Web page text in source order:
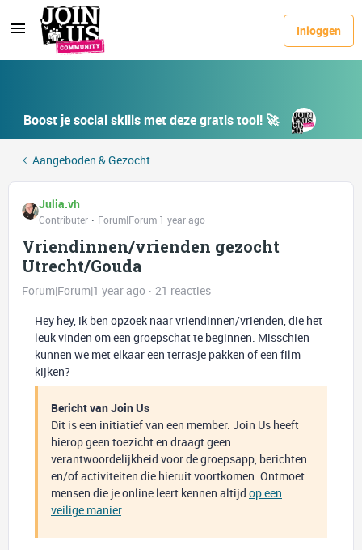
Inloggen
Boost je social skills met deze gratis tool! 🚀
Aangeboden & Gezocht
Julia.vh
Contributer Forum|Forum|1 year ago
Vriendinnen/vrienden gezocht
Utrecht/Gouda
Forum|Forum|1 year ago
21 reacties
Hey hey, ik ben opzoek naar vriendinnen/vrienden, die het
leuk vinden om een groepschat te beginnen. Misschien
kunnen we met elkaar een terrasje pakken of een film
kijken?
Bericht van Join Us
Dit is een initiatief van een member. Join Us heeft
hierop geen toezicht en draagt geen
verantwoordelijkheid voor de groepsapp, berichten
en/of activiteiten die hieruit voortkomen. Ontmoet
mensen die je online leert kennen altijd op een
veilige manier.